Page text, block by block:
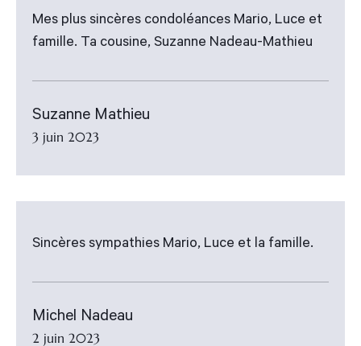
Mes plus sincères condoléances Mario, Luce et
famille. Ta cousine, Suzanne Nadeau-Mathieu
Suzanne Mathieu
3 juin 2023
Sincères sympathies Mario, Luce et la famille.
Michel Nadeau
2 juin 2023